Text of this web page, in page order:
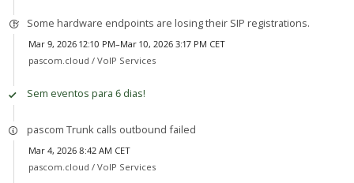
Some hardware endpoints are losing their SIP registrations.
Mar 9, 2026 12:10 PM–Mar 10, 2026 3:17 PM CET
pascom.cloud / VoIP Services
Sem eventos para 6 dias!
pascom Trunk calls outbound failed
Mar 4, 2026 8:42 AM CET
pascom.cloud / VoIP Services